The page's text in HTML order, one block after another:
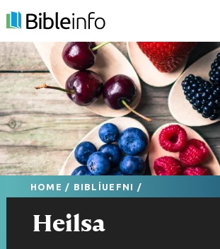
HOME / BIBLÍUEFNI /
Heilsa